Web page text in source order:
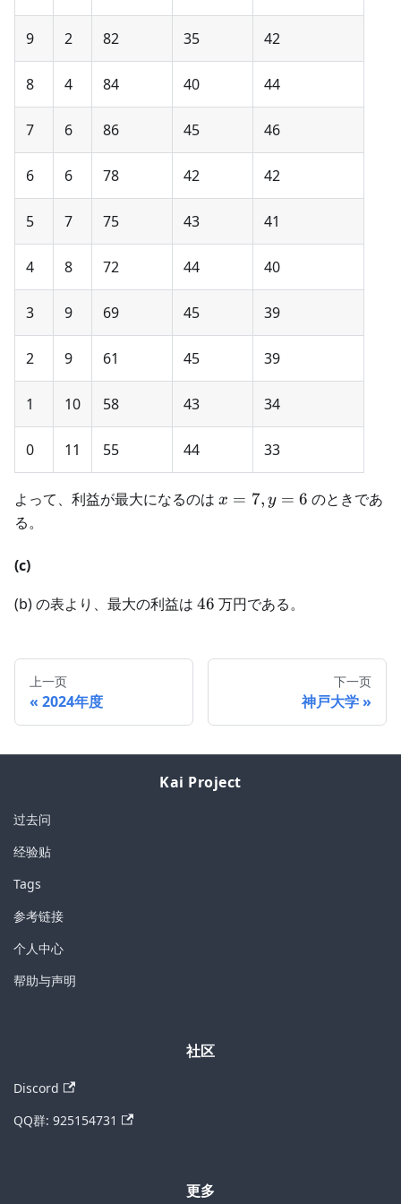
9 2 82 35 42
8 4 84 40 44
7 6 86 45 46
6 6 78 42 42
5 7 75 43 41
4 8 72 44 40
3 9 69 45 39
2 9 61 45 39
1 10 58 43 34
0 11 55 44 33
よって、利益が最大になるのは x=7,y=6
x = 7, y = 6 のときであ
る。
(c)
(b) の表より、最大の利益は 46
46 万円である。
上一页
2024年度
下一页
神戸大学
Kai Project
过去问
经验贴
Tags
参考链接
个人中心
帮助与声明
社区
Discord
QQ群: 925154731
更多